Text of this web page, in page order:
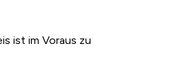
ist im Voraus zu